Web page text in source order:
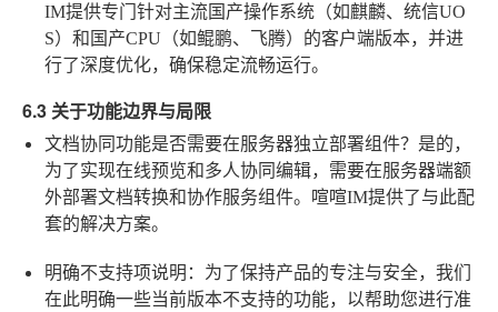
IM提供专门针对主流国产操作系统（如麒麟、统信UO
S）和国产CPU（如鲲鹏、飞腾）的客户端版本，并进
行了深度优化，确保稳定流畅运行。
6.3 关于功能边界与局限
文档协同功能是否需要在服务器独立部署组件？ 是的，
为了实现在线预览和多人协同编辑，需要在服务器端额
外部署文档转换和协作服务组件。喧喧IM提供了与此配
套的解决方案。
明确不支持项说明： 为了保持产品的专注与安全，我们
在此明确一些当前版本不支持的功能，以帮助您进行准